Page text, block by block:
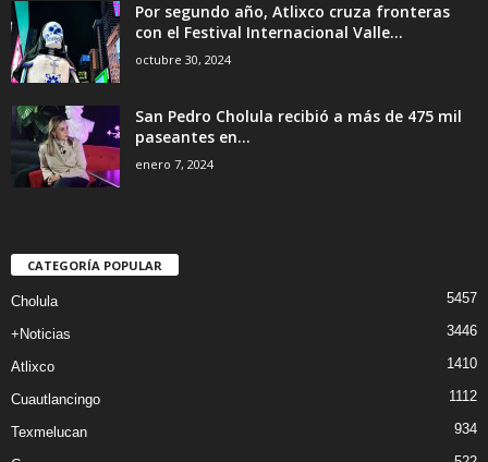
Por segundo año, Atlixco cruza fronteras
con el Festival Internacional Valle...
octubre 30, 2024
San Pedro Cholula recibió a más de 475 mil
paseantes en...
enero 7, 2024
CATEGORÍA POPULAR
Cholula 5457
+Noticias 3446
Atlixco 1410
Cuautlancingo 1112
Texmelucan 934